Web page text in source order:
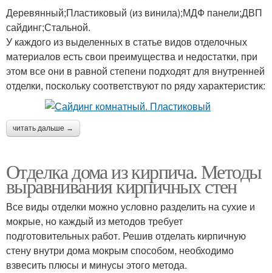
Деревянный;Пластиковый (из винила);МДФ панели;ДВП
сайдинг;Стальной.
У каждого из выделенных в статье видов отделочных
материалов есть свои преимущества и недостатки, при
этом все они в равной степени подходят для внутренней
отделки, поскольку соответствуют по ряду характеристик:
читать дальше →
Отделка дома из кирпича. Методы
выравнивания кирпичных стен
Все виды отделки можно условно разделить на сухие и
мокрые, но каждый из методов требует
подготовительных работ. Решив отделать кирпичную
стену внутри дома мокрым способом, необходимо
взвесить плюсы и минусы этого метода.